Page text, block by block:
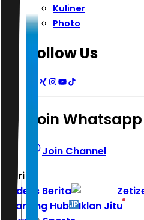
Kuliner
Photo
Follow Us
Join
Join Channel
Hari ini
Indeks Berita
Learning Hub
Iklan Jitu